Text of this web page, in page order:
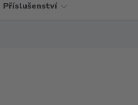
Příslušenství